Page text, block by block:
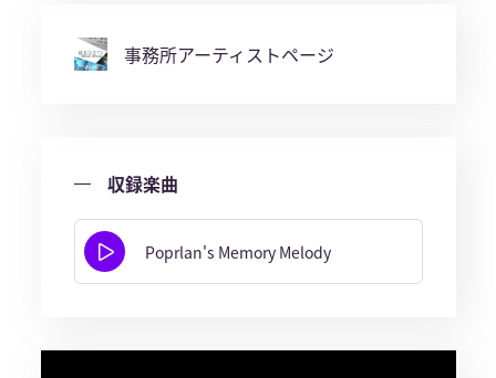
事務所アーティストページ
収録楽曲
Poprlan's Memory Melody